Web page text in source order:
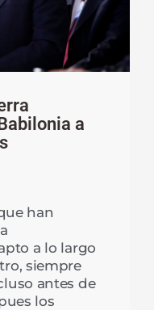
a
han
a lo largo
siempre
antes de
los